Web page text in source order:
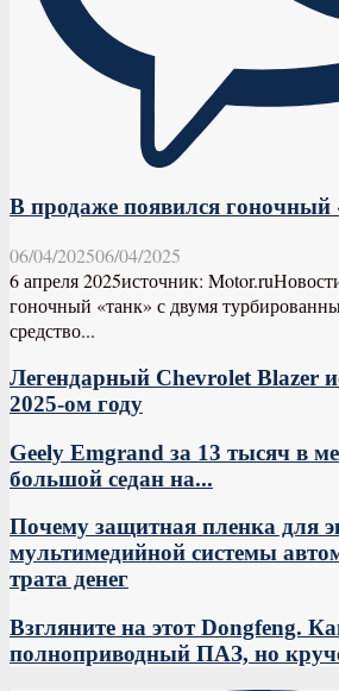
В продаже появился гоночный
06/04/202506/04/2025
6 апреля 2025источник:
гоночный «танк» с двумя
средство...
Легендарный Chevrolet Blazer
2025-ом году
Geely Emgrand за 13 тысяч в
большой седан на...
Почему защитная пленка для
мультимедийной системы
трата денег
Взгляните на этот Dongfeng.
полноприводный ПАЗ, но